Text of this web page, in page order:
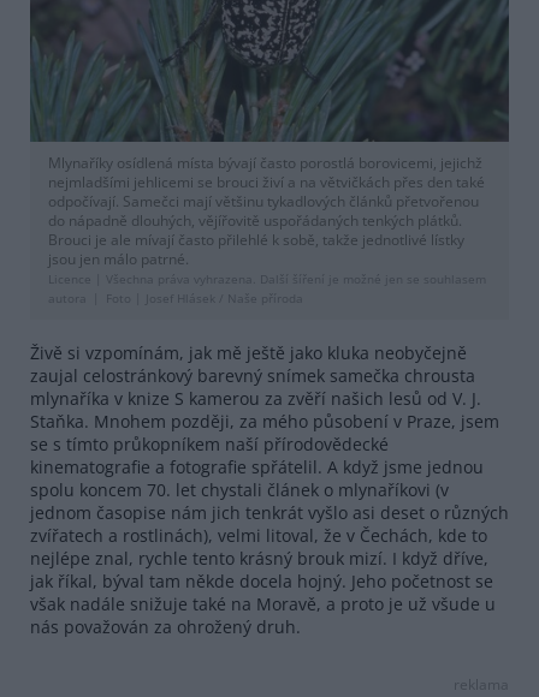
Mlynaříky osídlená místa bývají často porostlá borovicemi, jejichž
nejmladšími jehlicemi se brouci živí a na větvičkách přes den také
odpočívají. Samečci mají většinu tykadlových článků přetvořenou
do nápadně dlouhých, vějířovitě uspořádaných tenkých plátků.
Brouci je ale mívají často přilehlé k sobě, takže jednotlivé lístky
jsou jen málo patrné.
Licence |
Všechna práva vyhrazena. Další šíření je možné jen se souhlasem
autora
Foto | Josef Hlásek / Naše příroda
Živě si vzpomínám, jak mě ještě jako kluka neobyčejně
zaujal celostránkový barevný snímek samečka chrousta
mlynaříka v knize S kamerou za zvěří našich lesů od V. J.
Staňka. Mnohem později, za mého působení v Praze, jsem
se s tímto průkopníkem naší přírodovědecké
kinematografie a fotografie spřátelil. A když jsme jednou
spolu koncem 70. let chystali článek o mlynaříkovi (v
jednom časopise nám jich tenkrát vyšlo asi deset o různých
zvířatech a rostlinách), velmi litoval, že v Čechách, kde to
nejlépe znal, rychle tento krásný brouk mizí. I když dříve,
jak říkal, býval tam někde docela hojný. Jeho početnost se
však nadále snižuje také na Moravě, a proto je už všude u
nás považován za ohrožený druh.
reklama